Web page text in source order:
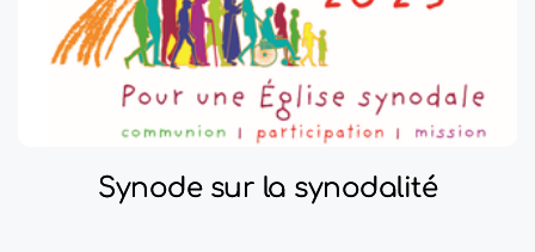
Synode sur la synodalité